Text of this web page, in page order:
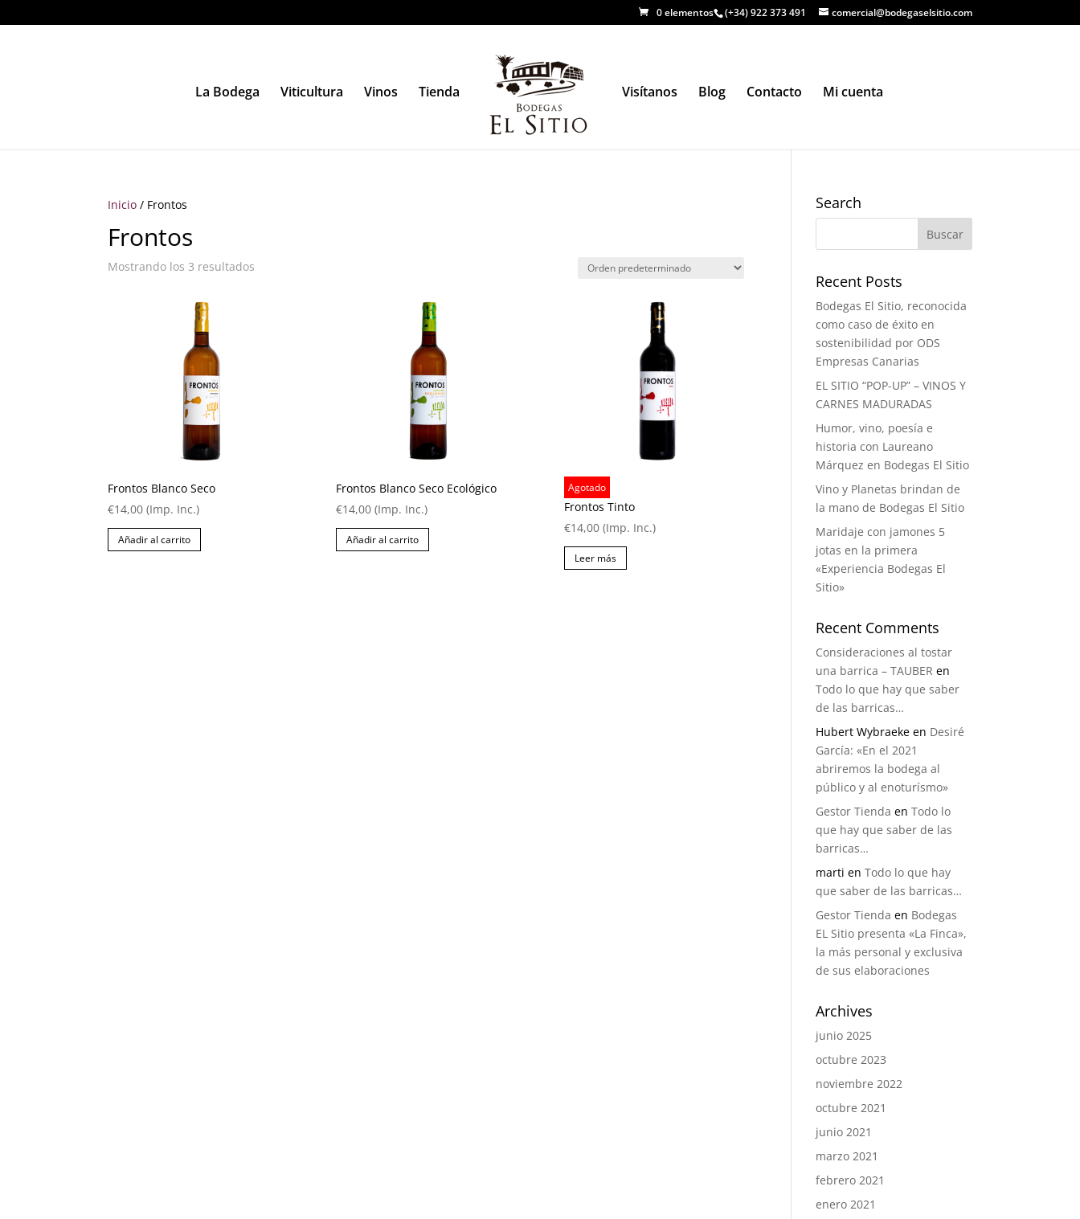
(+34) 922 373 491 comercial@bodegaselsitio.com
0 elementos
La Bodega Viticultura Vinos Tienda Visítanos Blog Contacto Mi cuenta
Inicio / Frontos
Frontos
Mostrando los 3 resultados
Frontos Blanco Seco
€14,00 (Imp. Inc.)
Añadir al carrito
Frontos Blanco Seco Ecológico
€14,00 (Imp. Inc.)
Añadir al carrito
Agotado
Frontos Tinto
€14,00 (Imp. Inc.)
Leer más
Search
Recent Posts
Bodegas El Sitio, reconocida
como caso de éxito en
sostenibilidad por ODS
Empresas Canarias
EL SITIO “POP-UP” – VINOS Y
CARNES MADURADAS
Humor, vino, poesía e
historia con Laureano
Márquez en Bodegas El Sitio
Vino y Planetas brindan de
la mano de Bodegas El Sitio
Maridaje con jamones 5
jotas en la primera
«Experiencia Bodegas El
Sitio»
Recent Comments
Consideraciones al tostar
una barrica – TAUBER en
Todo lo que hay que saber
de las barricas…
Hubert Wybraeke en Desiré
García: «En el 2021
abriremos la bodega al
público y al enoturísmo»
Gestor Tienda enTodo lo
que hay que saber de las
barricas…
marti enTodo lo que hay
que saber de las barricas…
Gestor Tienda en Bodegas
EL Sitio presenta «La Finca»,
la más personal y exclusiva
de sus elaboraciones
Archives
junio 2025
octubre 2023
noviembre 2022
octubre 2021
junio 2021
marzo 2021
febrero 2021
enero 2021